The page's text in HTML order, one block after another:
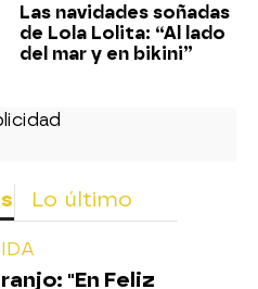
Las navidades soñadas
de Lola Lolita: “Al lado
del mar y en bikini”
Lo último
"En Feliz